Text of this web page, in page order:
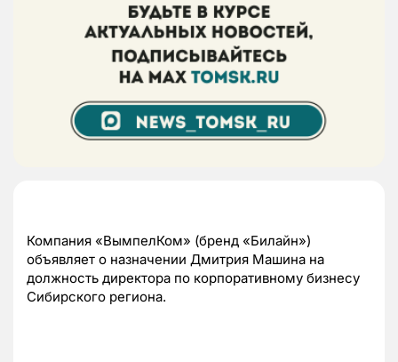
Компания «ВымпелКом» (бренд «Билайн»)
объявляет о назначении Дмитрия Машина на
должность директора по корпоративному бизнесу
Сибирского региона.